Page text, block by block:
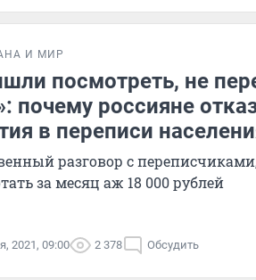
И МИР
посмотреть, не
почему россияне
в переписи
разговор с
за месяц аж 18 000 рублей
2021, 09:00 2 378 Обсудить